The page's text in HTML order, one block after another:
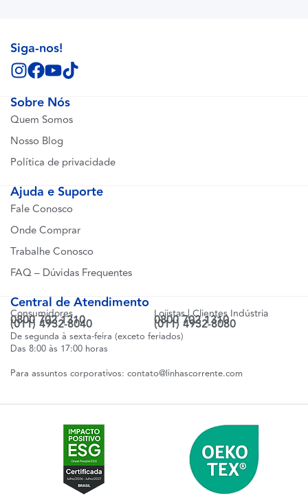
Sobre Nós
Quem Somos
Nosso Blog
Política de privacidade
Ajuda e Suporte
Fale Conosco
Onde Comprar
Trabalhe Conosco
FAQ – Dúvidas Frequentes
Central de Atendimento
Consumidores
0800 702 1310
(011) 4932-8040
Lojistas | Clientes Indústria
0800 702 1310
(011) 4932-8080
De segunda à sexta-feira (exceto feriados)
Das 8:00 às 17:00 horas
Para assuntos corporativos: contato@linhascorrente.com
Siga-nos!